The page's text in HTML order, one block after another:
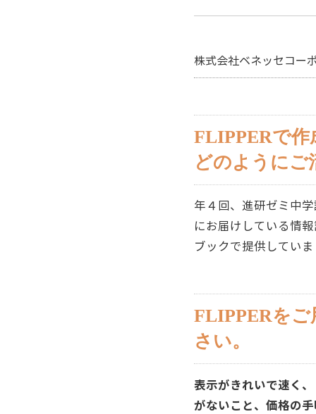
株式会社ベネッセコー
FLIPPERで
どのようにご
年４回、進研ゼミ中
にお届けしている情
ブックで提供してい
FLIPPERを
さい。
表示がきれいで速く、
がないこと、価格の